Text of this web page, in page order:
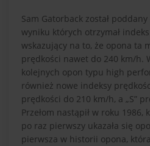
Sam Gatorback został
wyniku których otrzymał indeks
wskazujący na to, że opona ta
prędkości nawet do 240 km/h.
kolejnych opon typu high
również nowe indeksy
prędkości do 210 km/h, a „S”
Przełom nastąpił w roku 1986,
po raz pierwszy ukazała się
pierwsza w historii opona, która